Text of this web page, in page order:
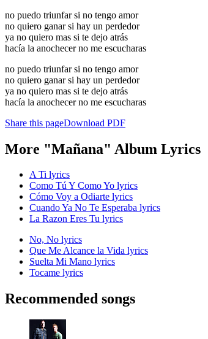
no puedo triunfar si no tengo amor
no quiero ganar si hay un perdedor
ya no quiero mas si te dejo atrás
hacía la anochecer no me escucharas
no puedo triunfar si no tengo amor
no quiero ganar si hay un perdedor
ya no quiero mas si te dejo atrás
hacía la anochecer no me escucharas
Share this pageDownload PDF
More "Mañana" Album Lyrics
A Ti lyrics
Como Tú Y Como Yo lyrics
Cómo Voy a Odiarte lyrics
Cuando Ya No Te Esperaba lyrics
La Razon Eres Tu lyrics
No, No lyrics
Que Me Alcance la Vida lyrics
Suelta Mi Mano lyrics
Tocame lyrics
Recommended songs